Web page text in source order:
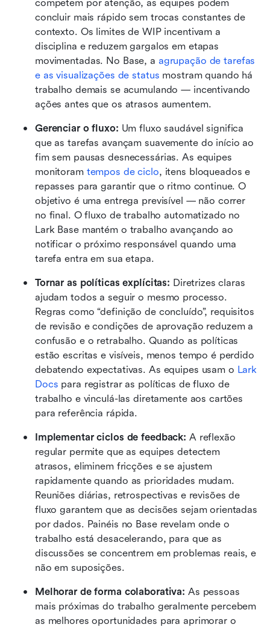
competem por atenção, as equipes podem
concluir mais rápido sem trocas constantes de
contexto. Os limites de WIP incentivam a
disciplina e reduzem gargalos em etapas
movimentadas. No Base, a agrupação de tarefas
e as visualizações de status mostram quando há
trabalho demais se acumulando — incentivando
ações antes que os atrasos aumentem.
Gerenciar o fluxo: Um fluxo saudável significa
que as tarefas avançam suavemente do início ao
fim sem pausas desnecessárias. As equipes
monitoram tempos de ciclo, itens bloqueados e
repasses para garantir que o ritmo continue. O
objetivo é uma entrega previsível — não correr
no final. O fluxo de trabalho automatizado no
Lark Base mantém o trabalho avançando ao
notificar o próximo responsável quando uma
tarefa entra em sua etapa.
Tornar as políticas explícitas: Diretrizes claras
ajudam todos a seguir o mesmo processo.
Regras como “definição de concluído”, requisitos
de revisão e condições de aprovação reduzem a
confusão e o retrabalho. Quando as políticas
estão escritas e visíveis, menos tempo é perdido
debatendo expectativas. As equipes usam o Lark
Docs para registrar as políticas de fluxo de
trabalho e vinculá-las diretamente aos cartões
para referência rápida.
Implementar ciclos de feedback: A reflexão
regular permite que as equipes detectem
atrasos, eliminem fricções e se ajustem
rapidamente quando as prioridades mudam.
Reuniões diárias, retrospectivas e revisões de
fluxo garantem que as decisões sejam orientadas
por dados. Painéis no Base revelam onde o
trabalho está desacelerando, para que as
discussões se concentrem em problemas reais, e
não em suposições.
Melhorar de forma colaborativa: As pessoas
mais próximas do trabalho geralmente percebem
as melhores oportunidades para aprimorar o